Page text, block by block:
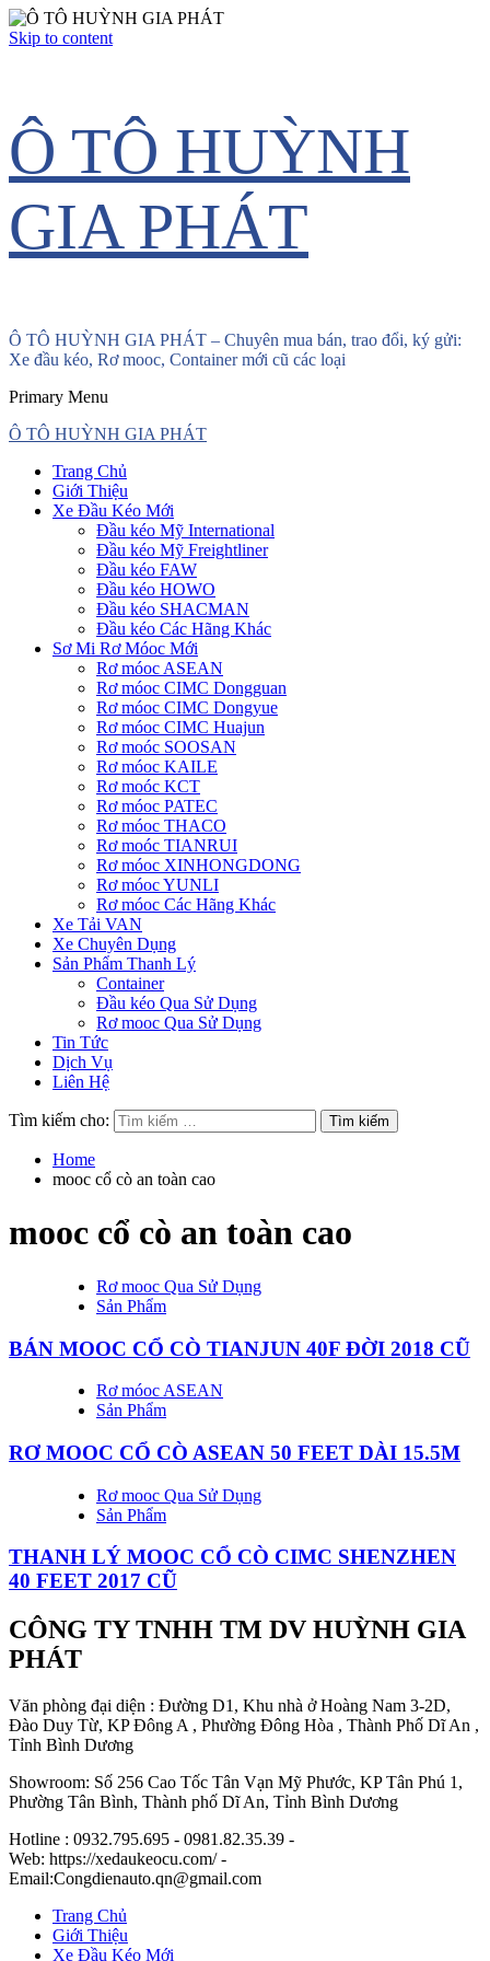
Skip to content
Ô TÔ HUỲNH
GIA PHÁT
Ô TÔ HUỲNH GIA PHÁT – Chuyên mua bán, trao đổi, ký gửi:
Xe đầu kéo, Rơ mooc, Container mới cũ các loại
Primary Menu
Ô TÔ HUỲNH GIA PHÁT
Trang Chủ
Giới Thiệu
Xe Đầu Kéo Mới
Đầu kéo Mỹ International
Đầu kéo Mỹ Freightliner
Đầu kéo FAW
Đầu kéo HOWO
Đầu kéo SHACMAN
Đầu kéo Các Hãng Khác
Sơ Mi Rơ Móoc Mới
Rơ móoc ASEAN
Rơ móoc CIMC Dongguan
Rơ móoc CIMC Dongyue
Rơ móoc CIMC Huajun
Rơ moóc SOOSAN
Rơ móoc KAILE
Rơ moóc KCT
Rơ móoc PATEC
Rơ móoc THACO
Rơ moóc TIANRUI
Rơ móoc XINHONGDONG
Rơ móoc YUNLI
Rơ móoc Các Hãng Khác
Xe Tải VAN
Xe Chuyên Dụng
Sản Phẩm Thanh Lý
Container
Đầu kéo Qua Sử Dụng
Rơ mooc Qua Sử Dụng
Tin Tức
Dịch Vụ
Liên Hệ
Tìm kiếm cho:
Home
mooc cổ cò an toàn cao
mooc cổ cò an toàn cao
Rơ mooc Qua Sử Dụng
Sản Phẩm
BÁN MOOC CỔ CÒ TIANJUN 40F ĐỜI 2018 CŨ
Rơ móoc ASEAN
Sản Phẩm
RƠ MOOC CỔ CÒ ASEAN 50 FEET DÀI 15.5M
Rơ mooc Qua Sử Dụng
Sản Phẩm
THANH LÝ MOOC CỔ CÒ CIMC SHENZHEN
40 FEET 2017 CŨ
CÔNG TY TNHH TM DV HUỲNH GIA
PHÁT
Văn phòng đại diện : Đường D1, Khu nhà ở Hoàng Nam 3-2D,
Đào Duy Từ, KP Đông A , Phường Đông Hòa , Thành Phố Dĩ An ,
Tỉnh Bình Dương
Showroom: Số 256 Cao Tốc Tân Vạn Mỹ Phước, KP Tân Phú 1,
Phường Tân Bình, Thành phố Dĩ An, Tỉnh Bình Dương
Hotline : 0932.795.695 - 0981.82.35.39 -
Web: https://xedaukeocu.com/ -
Email:Congdienauto.qn@gmail.com
Trang Chủ
Giới Thiệu
Xe Đầu Kéo Mới